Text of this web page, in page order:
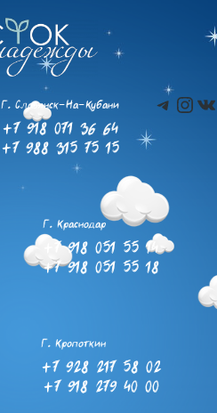
Г. Славянск-На-Кубани
+7 918 071 36 64
+7 988 315 75 15
Г. Краснодар
+7 918 051 55 14
+7 918 051 55 18
Г. Кропоткин
+7 928 217 58 02
+7 918 279 40 00